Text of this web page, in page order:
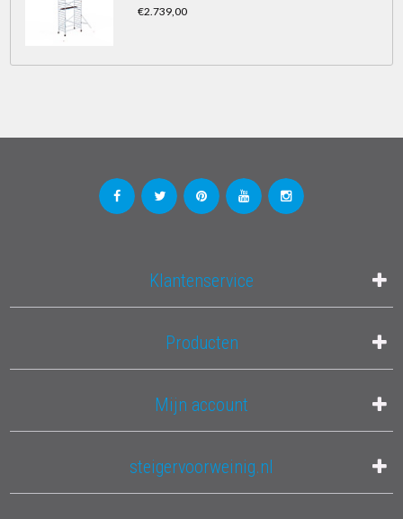
€2.739,00
Klantenservice
Producten
Mijn account
steigervoorweinig.nl